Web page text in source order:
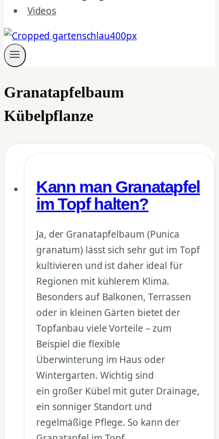
Videos
Granatapfelbaum
Kübelpflanze
Kann man Granatapfel
im Topf halten?
Ja, der Granatapfelbaum (Punica
granatum) lässt sich sehr gut im Topf
kultivieren und ist daher ideal für
Regionen mit kühlerem Klima.
Besonders auf Balkonen, Terrassen
oder in kleinen Gärten bietet der
Topfanbau viele Vorteile – zum
Beispiel die flexible
Überwinterung im Haus oder
Wintergarten. Wichtig sind
ein großer Kübel mit guter Drainage,
ein sonniger Standort und
regelmäßige Pflege. So kann der